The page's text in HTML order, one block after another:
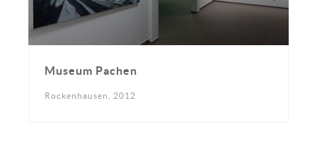
Museum Pachen
Rockenhausen, 2012